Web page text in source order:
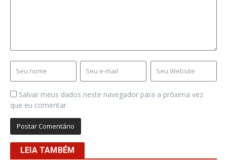
Salvar meus dados neste navegador para a próxima vez
que eu comentar.
LEIA TAMBÉM